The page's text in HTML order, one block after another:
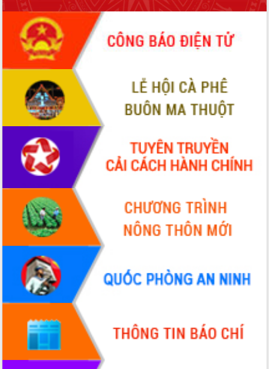
Tháo gỡ những vướng mắc, đẩy mạnh
công tác cải cách thủ tục hành chính
tại Trung tâm Phục vụ hành chính
công tỉnh
Đắk Lắk: Tôn vinh 46 giải pháp tại Hội
thi Sáng tạo Kỹ thuật 2024 - 2025
Đắk Lắk rà soát, điều chỉnh Đề án 190
về phát triển nuôi trồng thủy sản
Phó Chủ tịch UBND tỉnh Đắk Lắk
Trương Công Thái kiểm tra thực địa
Dự án cao tốc Khánh Hòa - Buôn Ma
Thuột
Định vị cà phê Việt Nam như một “di
sản sống” trong dòng chảy toàn cầu
Xây dựng nông thôn mới: Nâng cao đời
sống người dân từ những mô hình thiết
thực
Quyết liệt tháo gỡ vướng mắc, đẩy
nhanh tiến độ các dự án trọng điểm
trong Khu kinh tế Nam Phú Yên
Hòn Yến phát triển du lịch gắn với bảo
tồn biển
Lấy ý kiến điều chỉnh Quy hoạch tỉnh
Đắk Lắk thời kỳ 2021-2030, tầm nhìn
đến năm 2050
Phát động chiến dịch 30 ngày đêm
giải phóng mặt bằng Tuyến đường bộ
ven biển